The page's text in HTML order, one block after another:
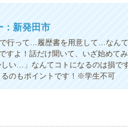
：新発田市
行って…履歴書を用意して…なん
すよ！話だけ聞いて、いざ始めて
い…」なんてコトになるのは損で
のもポイントです！※学生不可